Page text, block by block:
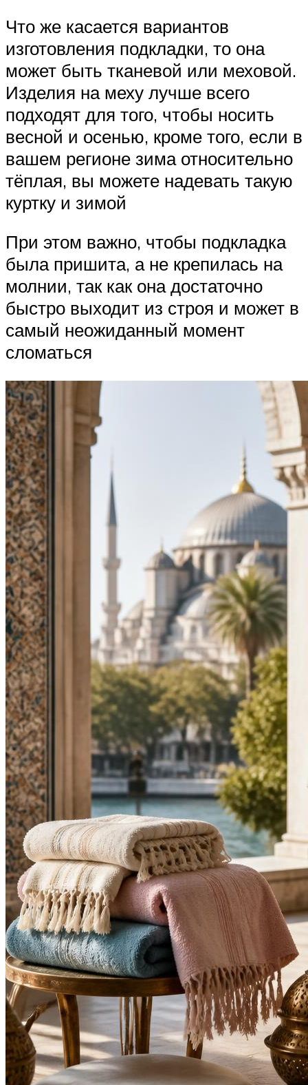
Что же касается вариантов
изготовления подкладки, то она
может быть тканевой или меховой.
Изделия на меху лучше всего
подходят для того, чтобы носить
весной и осенью, кроме того, если в
вашем регионе зима относительно
тёплая, вы можете надевать такую
куртку и зимой
При этом важно, чтобы подкладка
была пришита, а не крепилась на
молнии, так как она достаточно
быстро выходит из строя и может в
самый неожиданный момент
сломаться